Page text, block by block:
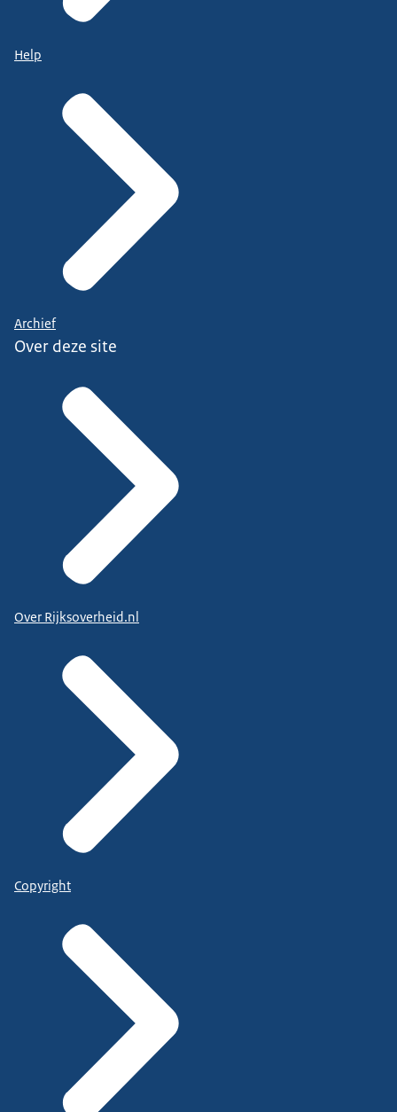
Help
Archief
Over deze site
Over Rijksoverheid.nl
Copyright